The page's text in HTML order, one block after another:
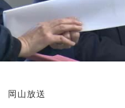
岡山放送